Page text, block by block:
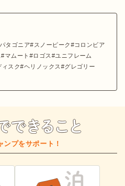
パタゴニア スノーピーク
コロンビア
マムート ロゴス
ユニフレーム
ィスク ヘリノックス
グレゴリー
ンプをサポート！